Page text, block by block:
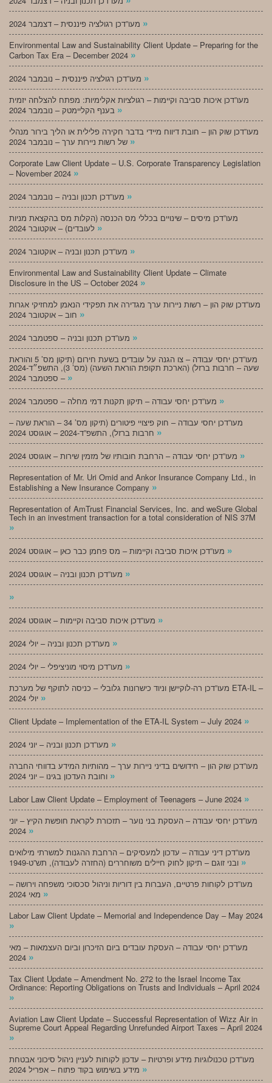
»
Environmental Law and Sustainability Client Update – Preparing for the
Carbon Tax Era – December 2024 »
»
מעו”דכן איכות סביבה וקיימות – רגולציות אקלימיות: מפתח להצלחה יזמית
»
מעו”דכן שוק הון – חובת דיווח מיידי בדבר חקירה פלילית או הליך בירור מנהלי
»
Corporate Law Client Update – U.S. Corporate Transparency Legislation
– November 2024 »
»
מעו”דכן מיסים – שינויים בכללי מס הכנסה (הקלות מס בהקצאת מניות
»
»
Environmental Law and Sustainability Client Update – Climate
Disclosure in the US – October 2024 »
מעו”דכן שוק הון – רשות ניירות ערך מגדירה את תפקידי הנאמן למחזיקי אגרות
»
»
מעו”דכן יחסי עבודה – צו הגנה על עובדים בשעת חירום (תיקון מס’ 5 והוראת
שעה – חרבות ברזל) (הארכת תקופת הוראת השעה) (מס’ 3), התשפ״ד-2024
– ספטמבר 2024 »
»
מעו”דכן יחסי עבודה – חוק פיצויי פיטורים (תיקון מס’ 34 – הוראת שעה –
»
»
Representation of Mr. Uri Omid and Ankor Insurance Company Ltd., in
Establishing a New Insurance Company »
Representation of AmTrust Financial Services, Inc. and weSure Global
Tech in an investment transaction for a total consideration of NIS 37M
»
»
»
»
»
»
»
מעו”דכן רה-לוקיישן וניוד כישרונות גלובלי – כניסה לתוקף של מערכת ETA-IL –
»
Client Update – Implementation of the ETA-IL System – July 2024 »
»
מעו”דכן שוק הון – חידושים בדיני ניירות ערך – מהותיות המידע בדווחי החברה
»
Labor Law Client Update – Employment of Teenagers – June 2024 »
מעו”דכן יחסי עבודה – העסקת בני נוער – תזכורת לקראת חופשת הקיץ – יוני
»
מעו”דכן דיני עבודה – עדכון למעסיקים – הרחבת ההגנות למשרתי מילואים
»
מעו”דכן לקוחות פרטיים, העברות בין דוריות וניהול סכסוכי משפחה וירושה –
»
Labor Law Client Update – Memorial and Independence Day – May 2024
»
מעו”דכן יחסי עבודה – העסקת עובדים ביום הזיכרון וביום העצמאות – מאי
»
Tax Client Update – Amendment No. 272 to the Israel Income Tax
Ordinance: Reporting Obligations on Trusts and Individuals – April 2024
»
Aviation Law Client Update – Successful Representation of Wizz Air in
Supreme Court Appeal Regarding Unrefunded Airport Taxes – April 2024
»
מעו”דכן טכנולוגיות מידע ופרטיות – עדכון לקוחות לעניין ניהול סיכוני אבטחת
»